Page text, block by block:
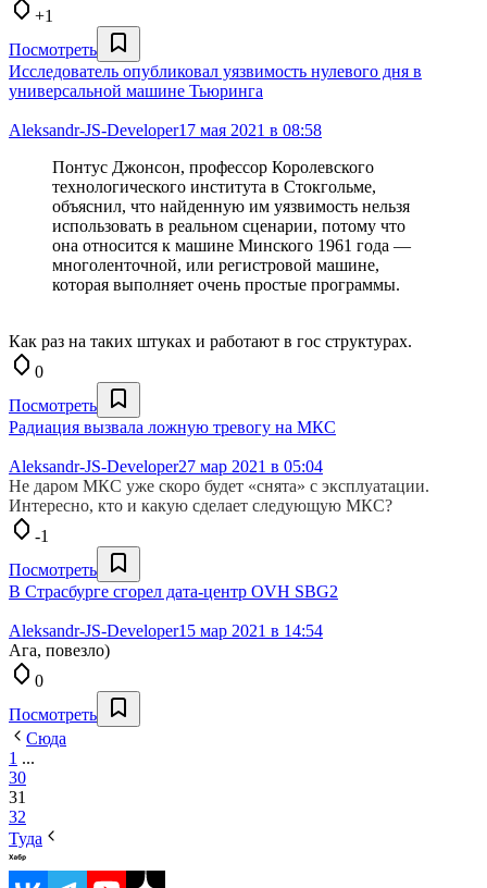
+1
Посмотреть
Исследователь опубликовал уязвимость нулевого дня в
универсальной машине Тьюринга
Aleksandr-JS-Developer17 мая 2021 в 08:58
Понтус Джонсон, профессор Королевского
технологического института в Стокгольме,
объяснил, что найденную им уязвимость нельзя
использовать в реальном сценарии, потому что
она относится к машине Минского 1961 года —
многоленточной, или регистровой машине,
которая выполняет очень простые программы.
Как раз на таких штуках и работают в гос структурах.
0
Посмотреть
Радиация вызвала ложную тревогу на МКС
Aleksandr-JS-Developer27 мар 2021 в 05:04
Не даром МКС уже скоро будет «снята» с эксплуатации.
Интересно, кто и какую сделает следующую МКС?
-1
Посмотреть
В Страсбурге сгорел дата-центр OVH SBG2
Aleksandr-JS-Developer15 мар 2021 в 14:54
Ага, повезло)
0
Посмотреть
Сюда
1 ...
30
31
32
Туда